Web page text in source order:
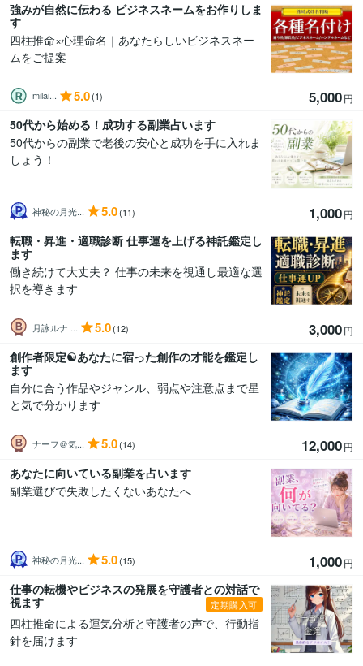
強みが自然に伝わる ビジネスネームをお作りしま
す
四柱推命×心理命名｜あなたらしいビジネスネー
ムをご提案
milai... 5.0(1) 5,000円
50代から始める！成功する副業占います
50代からの副業で老後の安心と成功を手に入れま
しょう！
神秘の月光... 5.0(11) 1,000円
転職・昇進・適職診断 仕事運を上げる神託鑑定し
ます
働き続けて大丈夫？ 仕事の未来を視通し最適な選
択を導きます
月詠ルナ ... 5.0(12) 3,000円
創作者限定☯️あなたに宿った創作の才能を鑑定し
ます
自分に合う作品やジャンル、弱点や注意点まで星
と気で分かります
ナーフ＠気... 5.0(14) 12,000円
あなたに向いている副業を占います
副業選びで失敗したくないあなたへ
神秘の月光... 5.0(15) 1,000円
仕事の転機やビジネスの発展を守護者との対話で
視ます
定期購入可
四柱推命による運気分析と守護者の声で、行動指
針を届けます